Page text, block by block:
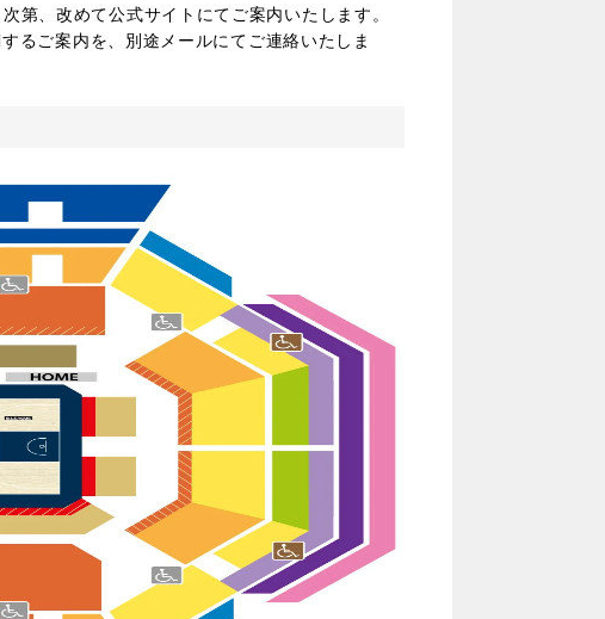
第、改めて公式サイトにてご案内いたします。
ご案内を、別途メールにてご連絡いたしま